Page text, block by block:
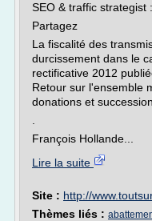
SEO & traffic strategist
Partagez
La fiscalité des
durcissement dans le
rectificative 2012
Retour sur l'ensemble
donations et
François Hollande...
Lire la suite
Site : http://
Thèmes liés :